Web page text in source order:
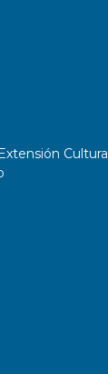
Cultural